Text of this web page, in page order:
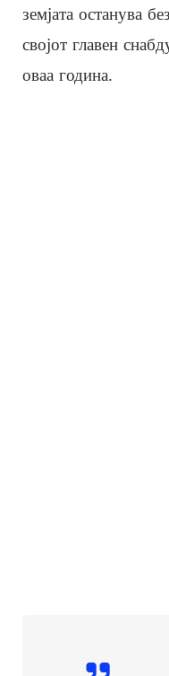
земјата останува
својот главен
оваа година.